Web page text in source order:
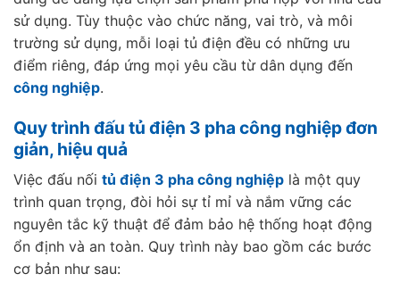
sử dụng. Tùy thuộc vào chức năng, vai trò, và môi
trường sử dụng, mỗi loại tủ điện đều có những ưu
điểm riêng, đáp ứng mọi yêu cầu từ dân dụng đến
công nghiệp.
Quy trình đấu tủ điện 3 pha công nghiệp đơn
giản, hiệu quả
Việc đấu nối tủ điện 3 pha công nghiệp là một quy
trình quan trọng, đòi hỏi sự tỉ mỉ và nắm vững các
nguyên tắc kỹ thuật để đảm bảo hệ thống hoạt động
ổn định và an toàn. Quy trình này bao gồm các bước
cơ bản như sau: